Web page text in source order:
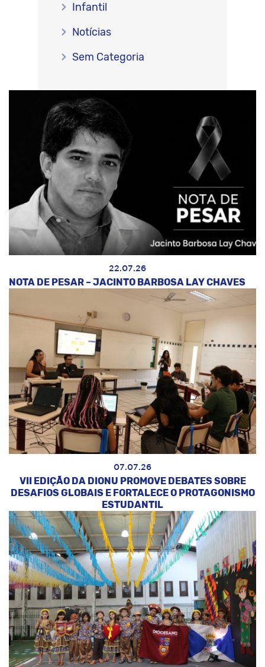
22.07.26
NOTA DE PESAR – JACINTO BARBOSA LAY CHAVES
07.07.26
VII EDIÇÃO DA DIONU PROMOVE DEBATES SOBRE
DESAFIOS GLOBAIS E FORTALECE O PROTAGONISMO
ESTUDANTIL
Infantil
Notícias
Sem Categoria